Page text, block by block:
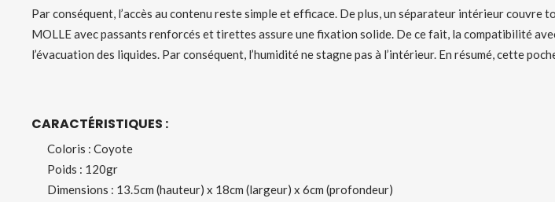
Par conséquent, l’accès au contenu reste simple et efficace. De plus, un séparateur intérieur
MOLLE avec passants renforcés et tirettes assure une fixation solide. De ce fait, la compatibilité
l’évacuation des liquides. Par conséquent, l’humidité ne stagne pas à l’intérieur. En résumé, cette
CARACTÉRISTIQUES :
Coloris : Coyote
Poids : 120gr
Dimensions : 13.5cm (hauteur) x 18cm (largeur) x 6cm (profondeur)